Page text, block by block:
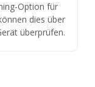
Option für
dies über
überprüfen.